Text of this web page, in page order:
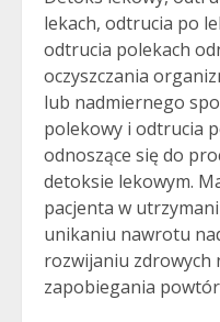
lekach, odtrucia po
odtrucia polekach
oczyszczania
lub nadmiernego
polekowy i odtrucia
odnoszące się do
detoksie lekowym.
pacjenta w
unikaniu nawrotu
rozwijaniu zdrowych
zapobiegania